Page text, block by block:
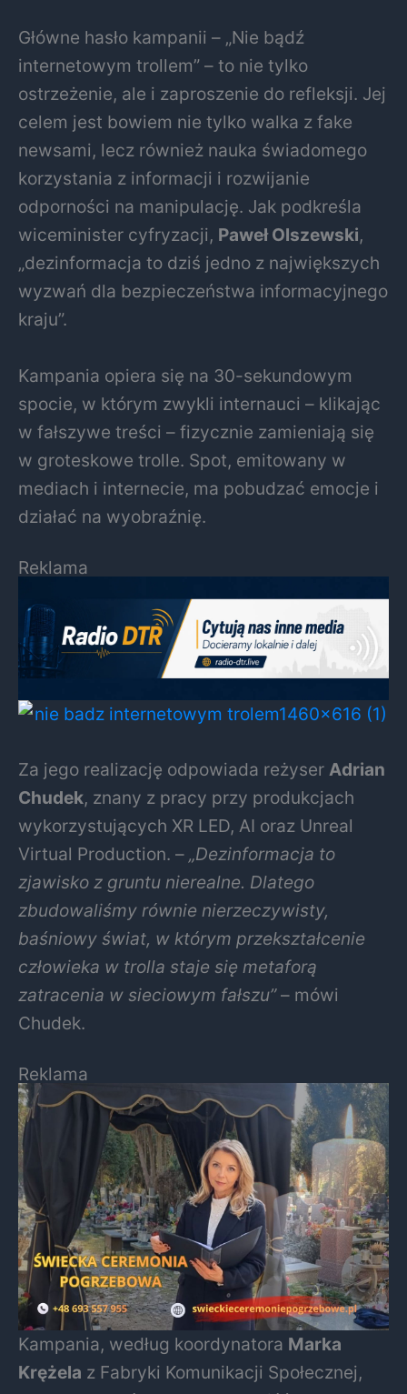
Główne hasło kampanii – „Nie bądź
internetowym trollem” – to nie tylko
ostrzeżenie, ale i zaproszenie do refleksji. Jej
celem jest bowiem nie tylko walka z fake
newsami, lecz również nauka świadomego
korzystania z informacji i rozwijanie
odporności na manipulację. Jak podkreśla
wiceminister cyfryzacji, Paweł Olszewski,
„dezinformacja to dziś jedno z największych
wyzwań dla bezpieczeństwa informacyjnego
kraju”.
Kampania opiera się na 30-sekundowym
spocie, w którym zwykli internauci – klikając
w fałszywe treści – fizycznie zamieniają się
w groteskowe trolle. Spot, emitowany w
mediach i internecie, ma pobudzać emocje i
działać na wyobraźnię.
Reklama
Za jego realizację odpowiada reżyser Adrian
Chudek, znany z pracy przy produkcjach
wykorzystujących XR LED, AI oraz Unreal
Virtual Production. – „Dezinformacja to
zjawisko z gruntu nierealne. Dlatego
zbudowaliśmy równie nierzeczywisty,
baśniowy świat, w którym przekształcenie
człowieka w trolla staje się metaforą
zatracenia w sieciowym fałszu”– mówi
Chudek.
Reklama
Kampania, według koordynatora Marka
Krężela z Fabryki Komunikacji Społecznej,